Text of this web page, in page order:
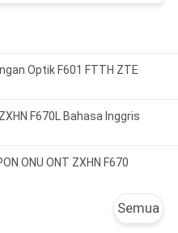
Optik F601 FTTH ZTE
F670L Bahasa Inggris
ONU ONT ZXHN F670
Semua